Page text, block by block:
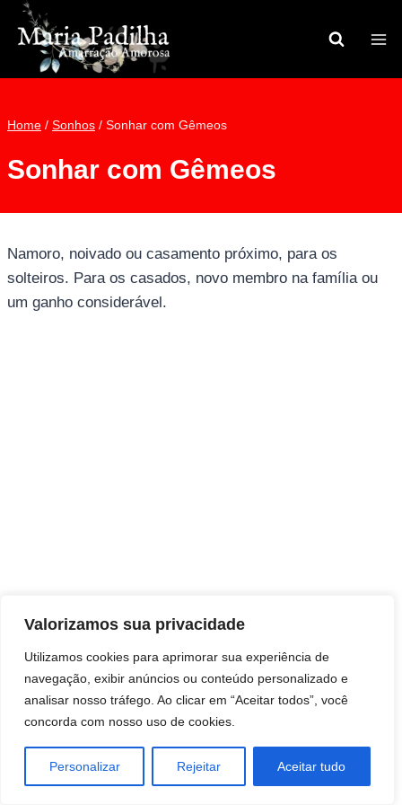
Valorizamos sua privacidade
Utilizamos cookies para aprimorar sua experiência de
navegação, exibir anúncios ou conteúdo personalizado e
analisar nosso tráfego. Ao clicar em “Aceitar todos”, você
concorda com nosso uso de cookies.
Personalizar Rejeitar Aceitar tudo
Pular
para
Conteúdo
Home / Sonhos / Sonhar com Gêmeos
Sonhar com Gêmeos
Namoro, noivado ou casamento próximo, para os
solteiros. Para os casados, novo membro na família ou
um ganho considerável.
Consultas e trabalhos espirituais
Brasil - Santa Catarina - São José